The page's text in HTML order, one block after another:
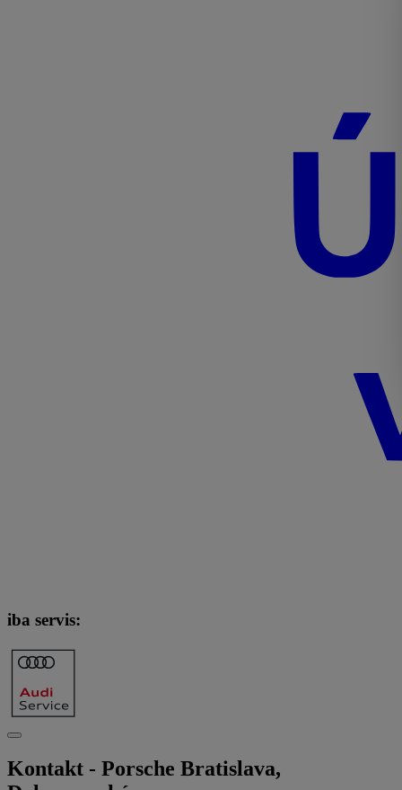
iba servis:
Kontakt - Porsche Bratislava,